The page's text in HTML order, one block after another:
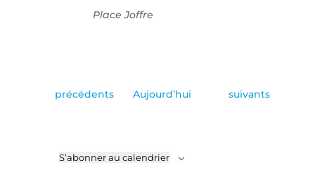
Place Joffre
Évènements
précédents Aujourd’hui Évènements
suivants
S’abonner au calendrier